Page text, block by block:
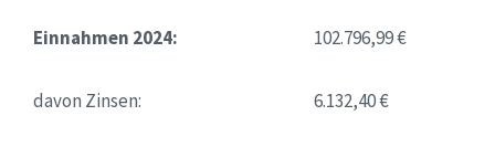
Einnahmen 2024: 102.796,99 €
davon Zinsen: 6.132,40 €